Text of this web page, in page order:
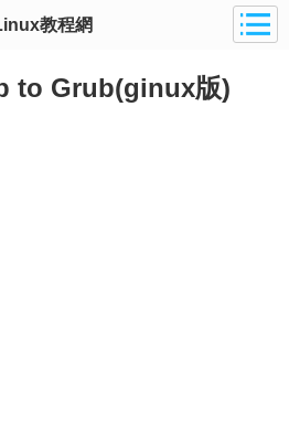
教程網
to Grub(ginux版)